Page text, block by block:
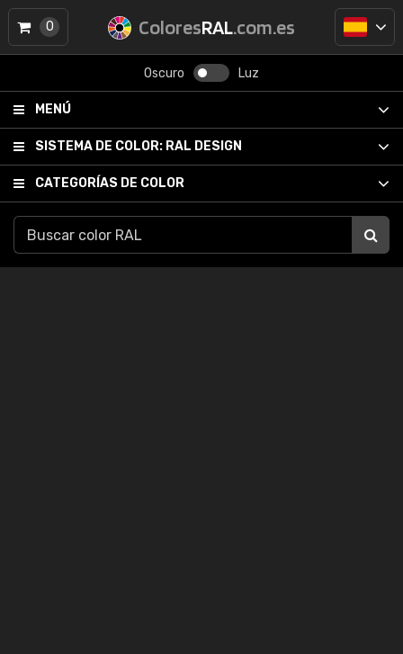
ColoresRAL.com.es
Oscuro Luz
MENÚ
SISTEMA DE COLOR: RAL DESIGN
CATEGORÍAS DE COLOR
0